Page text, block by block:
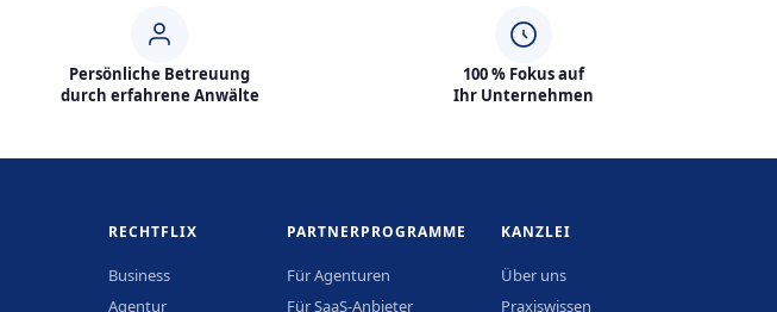
Persönliche Betreuung
durch erfahrene Anwälte
100 % Fokus auf
Ihr Unternehmen
RECHTFLIX
Business
Agentur
PARTNERPROGRAMME
Für Agenturen
Für SaaS-Anbieter
KANZLEI
Über uns
Praxiswissen